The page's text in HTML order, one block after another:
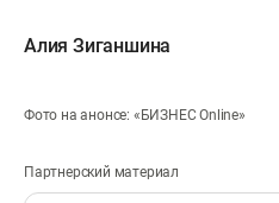
Алия Зиганшина
Фото на анонсе: «БИЗНЕС Online»
Партнерский материал